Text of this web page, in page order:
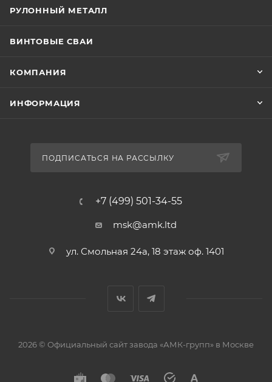
РУЛОННЫЙ МЕТАЛЛ
ВИНТОВЫЕ СВАИ
КОМПАНИЯ
ИНФОРМАЦИЯ
ПОДПИСАТЬСЯ НА РАССЫЛКУ
+7 (499) 501-34-55
msk@amk.ltd
ул. Смольная 24а, 18 этаж оф. 1401
2026 © Официальный сайт завода «АМК-групп» в Москве